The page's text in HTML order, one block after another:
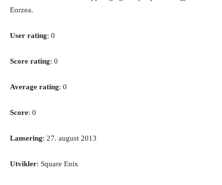
Eorzea.
User rating: 0
Score rating: 0
Average rating: 0
Score: 0
Lansering: 27. august 2013
Utvikler: Square Enix